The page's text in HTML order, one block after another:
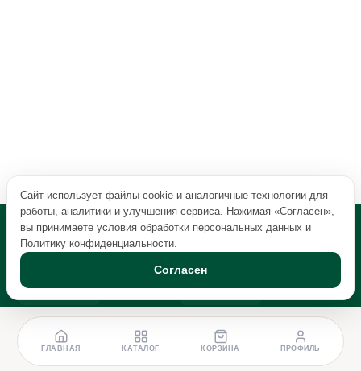
ГЛАВНАЯ КАТАЛОГ КОРЗИНА ПРОФИЛЬ
Сайт использует файлы cookie и аналогичные технологии для
работы, аналитики и улучшения сервиса. Нажимая «Согласен»,
вы принимаете условия обработки персональных данных и
Политику конфиденциальности.
Согласен